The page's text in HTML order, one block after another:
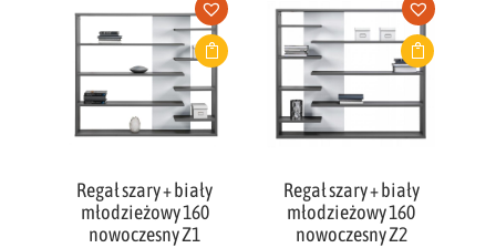
Regał szary + biały
młodzieżowy 160
nowoczesny Z1
Regał szary + biały
młodzieżowy 160
nowoczesny Z2